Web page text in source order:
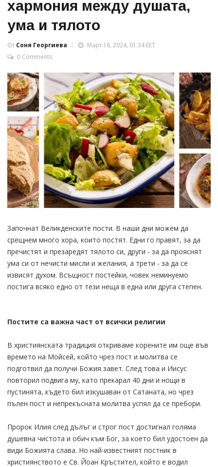
хармония между душата,
ума и тялото
От Соня Георгиева
Март 18, 2024, 01:34 EET
0 Comments
Започнат Великденските пости. В наши дни можем да
срещнем много хора, които постят. Едни го правят, за да
пречистят и презаредят тялото си, други - за да прояснят
ума си от нечисти мисли и желания, а трети - за да се
извисят духом. Всъщност постейки, човек неминуемо
постига всяко едно от тези неща в една или друга степен.
Постите са важна част от всички религии
В християнската традиция откриваме корените им още във
времето на Мойсей, който чрез пост и молитва се
подготвил да получи Божия завет. След това и Иисус
повторил подвига му, като прекарал 40 дни и нощи в
пустинята, където бил изкушаван от Сатаната, но чрез
пълен пост и непрекъсната молитва успял да се пребори.
Пророк Илия след дълъг и строг пост достигнал голяма
душевна чистота и обич към Бог, за което бил удостоен да
види Божията слава. Но най-известният постник в
християнството е Св. Йоан Кръстител, който е водил